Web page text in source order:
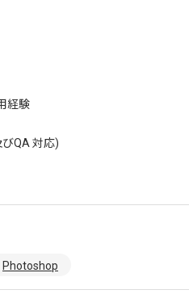
経験
QA 対応)
Photoshop